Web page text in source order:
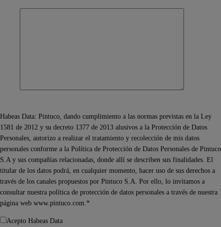
Habeas Data: Pintuco, dando cumplimiento a las normas previstas en la Ley
1581 de 2012 y su decreto 1377 de 2013 alusivos a la Protección de Datos
Personales, autorizo a realizar el tratamiento y recolección de mis datos
personales conforme a la Política de Protección de Datos Personales de Pintuco
S.A y sus compañías relacionadas, donde allí se describen sus finalidades. El
titular de los datos podrá, en cualquier momento, hacer uso de sus derechos a
través de los canales propuestos por Pintuco S.A. Por ello, lo invitamos a
consultar nuestra política de protección de datos personales a través de nuestra
página web www.pintuco.com.*
Acepto Habeas Data